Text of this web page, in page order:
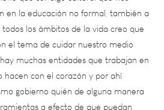
tema de cuidar nuestro medio
muchas entidades que trabajan en
con el corazón y por ahí
gobierno quién de alguna manera
a efecto de que puedan